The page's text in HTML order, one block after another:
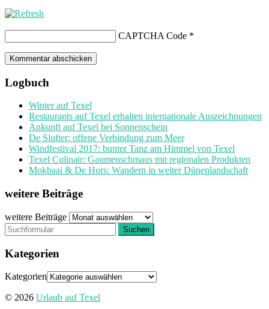
CAPTCHA Code *
Logbuch
Winter auf Texel
Restaurants auf Texel erhalten internationale Auszeichnungen
Ankunft auf Texel bei Sonnenschein
De Slufter: offene Verbindung zum Meer
Windfestival 2017: bunter Tanz am Himmel von Texel
Texel Culinair: Gaumenschmaus mit regionalen Produkten
Mokbaai & De Hors: Wandern in weiter Dünenlandschaft
weitere Beiträge
weitere Beiträge
Kategorien
Kategorien
© 2026 Urlaub auf Texel